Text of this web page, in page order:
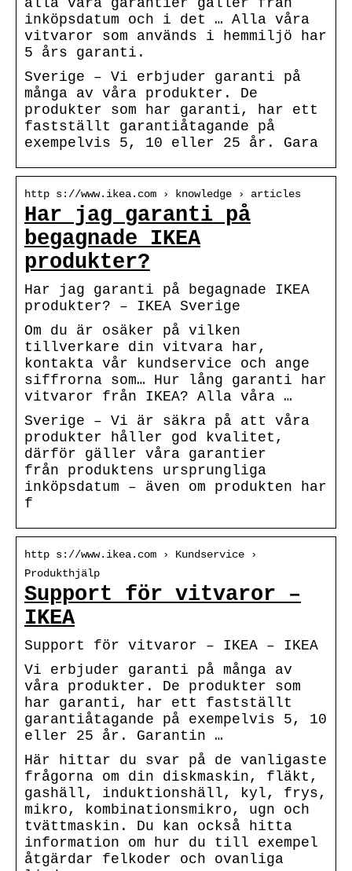
inköpsdatum och i det … Alla våra
vitvaror som används i hemmiljö har
5 års garanti.
Sverige – Vi erbjuder garanti på
många av våra produkter. De
produkter som har garanti, har ett
fastställt garantiåtagande på
exempelvis 5, 10 eller 25 år. Gara
http s://www.ikea.com › knowledge › articles
Har jag garanti på
begagnade IKEA
produkter?
Har jag garanti på begagnade IKEA
produkter? – IKEA Sverige
Om du är osäker på vilken
tillverkare din vitvara har,
kontakta vår kundservice och ange
siffrorna som… Hur lång garanti har
vitvaror från IKEA? Alla våra …
Sverige – Vi är säkra på att våra
produkter håller god kvalitet,
därför gäller våra garantier
från produktens ursprungliga
inköpsdatum – även om produkten har
f
http s://www.ikea.com › Kundservice ›
Produkthjälp
Support för vitvaror –
IKEA
Support för vitvaror – IKEA – IKEA
Vi erbjuder garanti på många av
våra produkter. De produkter som
har garanti, har ett fastställt
garantiåtagande på exempelvis 5, 10
eller 25 år. Garantin …
Här hittar du svar på de vanligaste
frågorna om din diskmaskin, fläkt,
gashäll, induktionshäll, kyl, frys,
mikro, kombinationsmikro, ugn och
tvättmaskin. Du kan också hitta
information om hur du till exempel
åtgärdar felkoder och ovanliga